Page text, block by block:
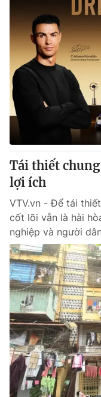
Tái thiết
lợi ích
VTV.vn - Để tái
cốt lõi vẫn là hài
nghiệp và người